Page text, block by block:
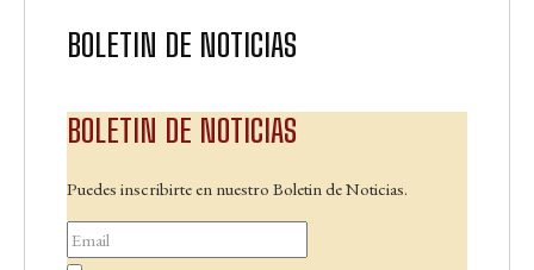
BOLETIN DE NOTICIAS
BOLETIN DE NOTICIAS
Puedes inscribirte en nuestro Boletin de Noticias.